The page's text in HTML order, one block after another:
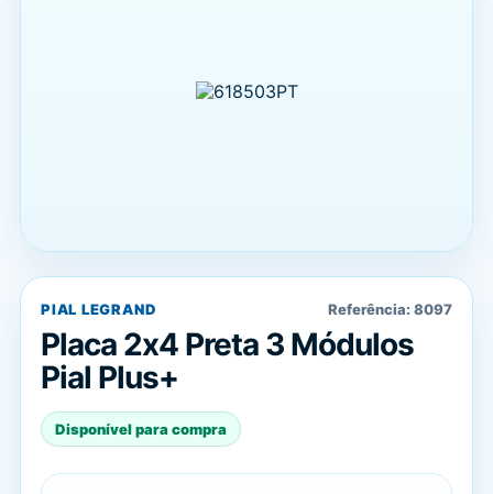
PIAL LEGRAND Referência: 8097
Placa 2x4 Preta 3 Módulos
Pial Plus+
Disponível para compra